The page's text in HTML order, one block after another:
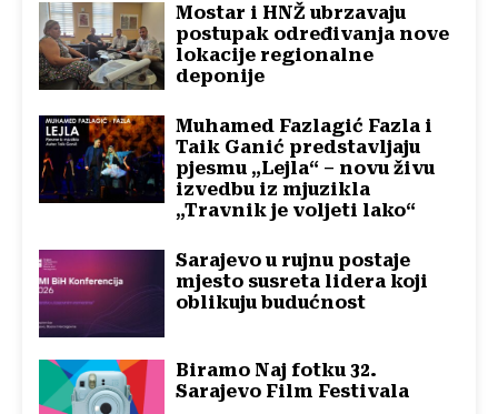
Mostar i HNŽ ubrzavaju
postupak određivanja nove
lokacije regionalne
deponije
Muhamed Fazlagić Fazla i
Taik Ganić predstavljaju
pjesmu „Lejla“ – novu živu
izvedbu iz mjuzikla
„Travnik je voljeti lako“
Sarajevo u rujnu postaje
mjesto susreta lidera koji
oblikuju budućnost
Biramo Naj fotku 32.
Sarajevo Film Festivala